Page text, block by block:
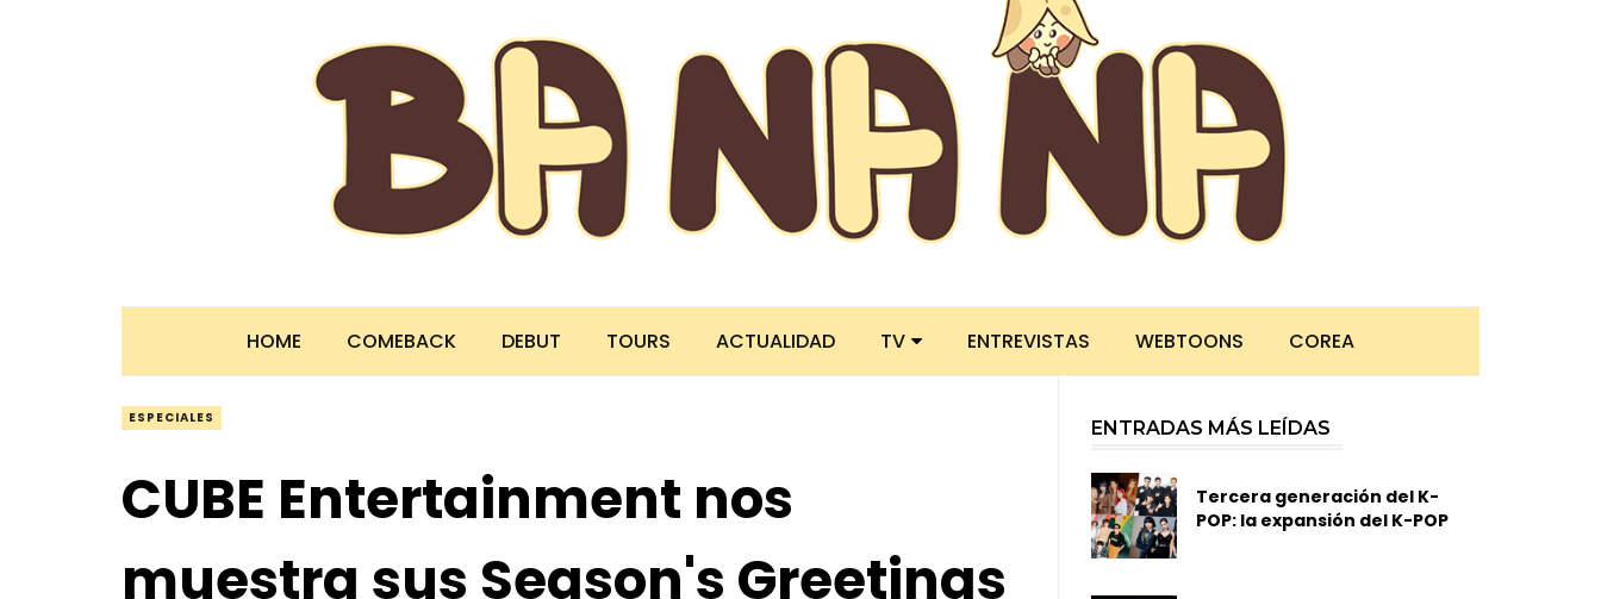
HOME COMEBACK DEBUT TOURS ACTUALIDAD TV ENTREVISTAS WEBTOONS COREA
ESPECIALES
CUBE Entertainment nos
muestra sus Season's Greetings
ENTRADAS MÁS LEÍDAS
Tercera generación del K-
POP: la expansión del K-POP